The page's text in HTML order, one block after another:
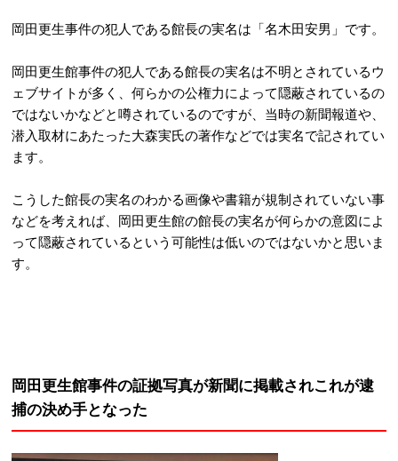
岡田更生事件の犯人である館長の実名は「名木田安男」です。
岡田更生館事件の犯人である館長の実名は不明とされているウ
ェブサイトが多く、何らかの公権力によって隠蔽されているの
ではないかなどと噂されているのですが、当時の新聞報道や、
潜入取材にあたった大森実氏の著作などでは実名で記されてい
ます。
こうした館長の実名のわかる画像や書籍が規制されていない事
などを考えれば、岡田更生館の館長の実名が何らかの意図によ
って隠蔽されているという可能性は低いのではないかと思いま
す。
岡田更生館事件の証拠写真が新聞に掲載されこれが逮
捕の決め手となった